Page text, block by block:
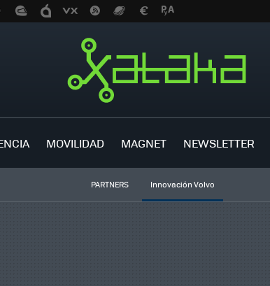
MOVILIDAD MAGNET NEWSLETTER
PARTNERS Innovación Volvo